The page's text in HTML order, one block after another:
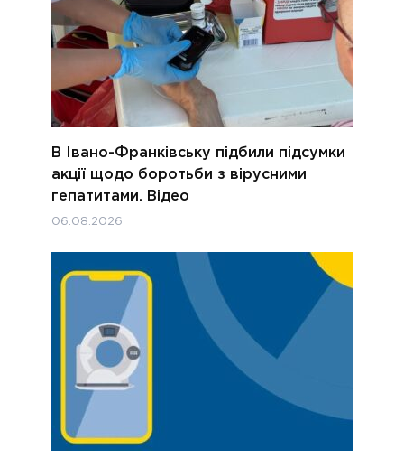
В Івано-Франківську підбили підсумки
акції щодо боротьби з вірусними
гепатитами. Відео
06.08.2026